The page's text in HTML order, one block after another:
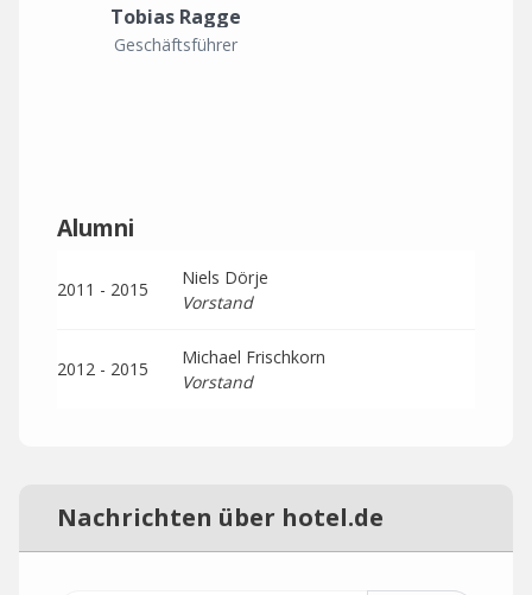
Tobias Ragge
Geschäftsführer
Alumni
2011 - 2015
Niels Dörje
Vorstand
2012 - 2015
Michael Frischkorn
Vorstand
Nachrichten über hotel.de